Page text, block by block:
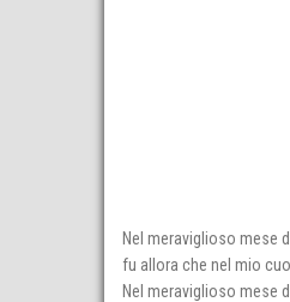
Nel meraviglioso mese
fu allora che nel mio
Nel meraviglioso mese